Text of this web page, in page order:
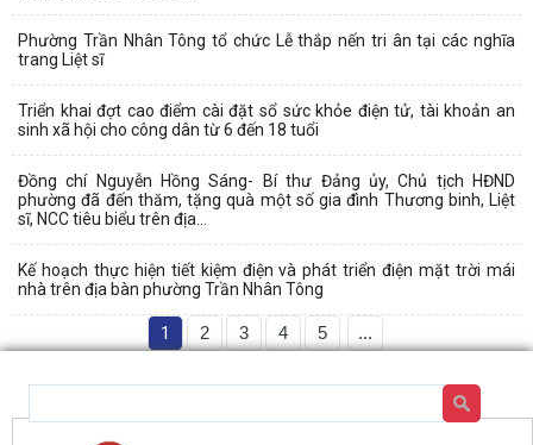
Phường Trần Nhân Tông tổ chức Lễ thắp nến tri ân tại các nghĩa
trang Liệt sĩ
Triển khai đợt cao điểm cài đặt sổ sức khỏe điện tử, tài khoản an
sinh xã hội cho công dân từ 6 đến 18 tuổi
Đồng chí Nguyễn Hồng Sáng- Bí thư Đảng ủy, Chủ tịch HĐND
phường đã đến thăm, tặng quà một số gia đình Thương binh, Liệt
sĩ, NCC tiêu biểu trên địa...
Kế hoạch thực hiện tiết kiệm điện và phát triển điện mặt trời mái
nhà trên địa bàn phường Trần Nhân Tông
1 2 3 4 5 ...